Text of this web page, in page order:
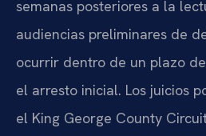
semanas posteriores a la
audiencias preliminares de
ocurrir dentro de un plazo
el arresto inicial. Los juicios
el King George County